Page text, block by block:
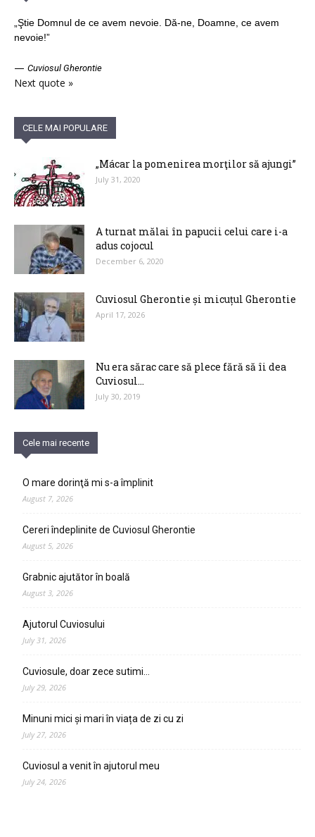
„Ştie Domnul de ce avem nevoie. Dă-ne, Doamne, ce avem
nevoie!”
— Cuviosul Gherontie
Next quote »
CELE MAI POPULARE
„Mácar la pomenirea morţilor să ajungi”
July 31, 2020
A turnat mălai în papucii celui care i-a
adus cojocul
December 6, 2020
Cuviosul Gherontie și micuțul Gherontie
April 17, 2026
Nu era sărac care să plece fără să îi dea
Cuviosul...
July 30, 2019
Cele mai recente
O mare dorinţă mi s-a împlinit
August 7, 2026
Cereri îndeplinite de Cuviosul Gherontie
August 5, 2026
Grabnic ajutător în boală
August 3, 2026
Ajutorul Cuviosului
July 31, 2026
Cuviosule, doar zece sutimi…
July 29, 2026
Minuni mici și mari în viața de zi cu zi
July 27, 2026
Cuviosul a venit în ajutorul meu
July 24, 2026